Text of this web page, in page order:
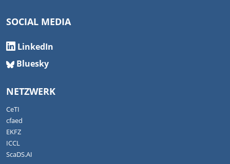
SOCIAL MEDIA
LinkedIn
Bluesky
NETZWERK
CeTI
cfaed
EKFZ
ICCL
ScaDS.AI